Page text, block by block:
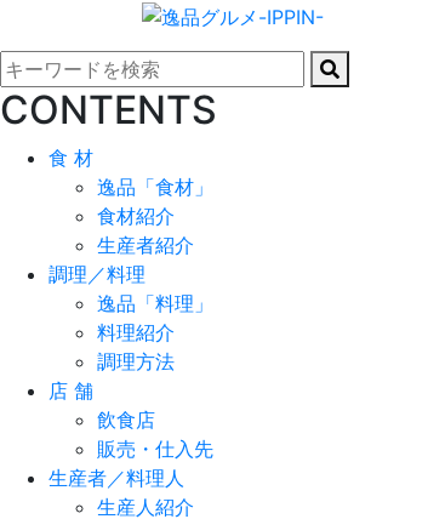
CONTENTS
食 材
逸品「食材」
食材紹介
生産者紹介
調理／料理
逸品「料理」
料理紹介
調理方法
店 舗
飲食店
販売・仕入先
生産者／料理人
生産人紹介